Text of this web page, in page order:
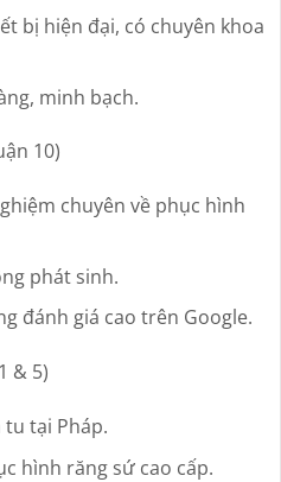
bị hiện đại, có chuyên khoa
minh bạch.
10)
chuyên về phục hình
phát sinh.
đánh giá cao trên Google.
& 5)
tại Pháp.
hình răng sứ cao cấp.